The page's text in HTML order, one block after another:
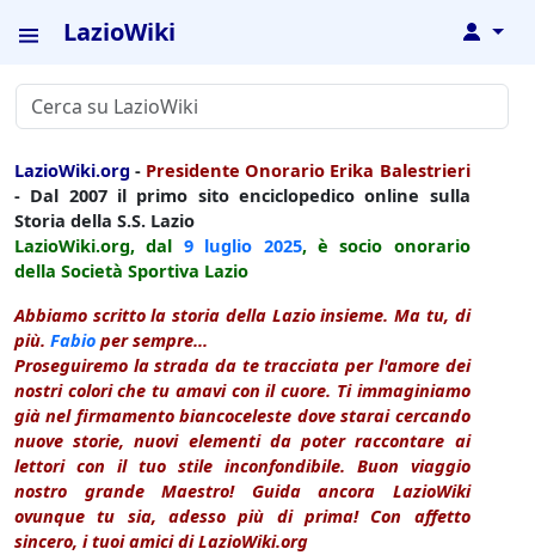
LazioWiki ↓
LazioWiki.org - Presidente Onorario Erika Balestrieri
- Dal 2007 il primo sito enciclopedico online sulla
Storia della S.S. Lazio
LazioWiki.org, dal 9 luglio 2025, è socio onorario
della Società Sportiva Lazio
Abbiamo scritto la storia della Lazio insieme. Ma tu, di
più. Fabio per sempre...
Proseguiremo la strada da te tracciata per l'amore dei
nostri colori che tu amavi con il cuore. Ti immaginiamo
già nel firmamento biancoceleste dove starai cercando
nuove storie, nuovi elementi da poter raccontare ai
lettori con il tuo stile inconfondibile. Buon viaggio
nostro grande Maestro! Guida ancora LazioWiki
ovunque tu sia, adesso più di prima! Con affetto
sincero, i tuoi amici di LazioWiki.org